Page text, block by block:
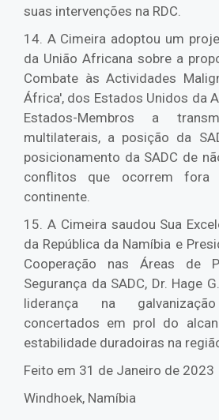
suas intervenções na RDC.
14. A Cimeira adoptou um
da União Africana sobre a
Combate às Actividades
África', dos Estados Unidos da
Estados-Membros a
multilaterais, a posição da
posicionamento da SADC de
conflitos que ocorrem
continente.
15. A Cimeira saudou Sua
da República da Namíbia e
Cooperação nas Áreas de
Segurança da SADC, Dr. Hage
liderança na
concertados em prol do
estabilidade duradoiras na
Feito em 31 de Janeiro de 2023
Windhoek, Namíbia